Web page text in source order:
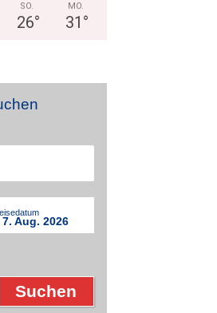
SO.
26°
MO.
31 °
7. Aug. 2026